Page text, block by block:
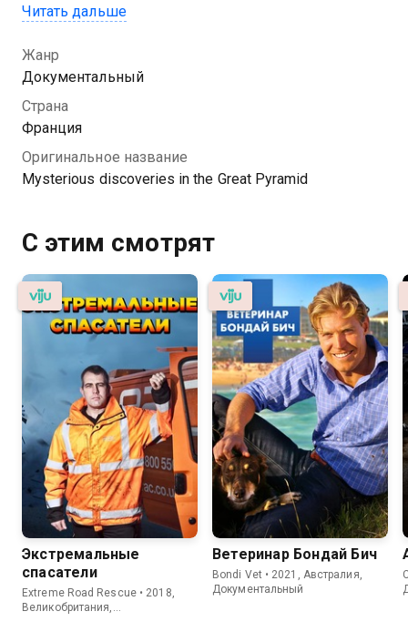
заглянуть внутрь легендарного сооружения,
учёные просветят пирамиду насквозь и наконец
выяснят правду обо всех потайных ходах
и секретных комнатах — если, конечно, они там
действительно есть.
Читать дальше
Жанр
Документальный
Страна
Франция
Оригинальное название
Mysterious discoveries in the Great Pyramid
С этим смотрят
Экстремальные
спасатели
Extreme Road Rescue • 2018,
Великобритания,
Ветеринар Бондай Бич
Bondi Vet • 2021, Австралия,
Документальный